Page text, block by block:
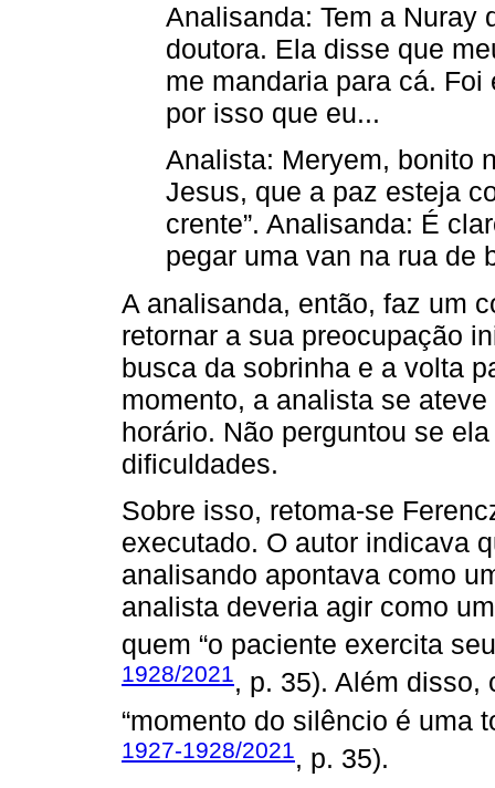
Analisanda: Tem a Nuray
doutora. Ela disse que
me mandaria para cá.
por isso que eu...
Analista: Meryem, bonito
Jesus, que a paz esteja
crente”. Analisanda: É
pegar uma van na rua de
A analisanda, então, faz um
retornar a sua preocupação
busca da sobrinha e a volta
momento, a analista se
horário. Não perguntou se
dificuldades.
Sobre isso, retoma-se
executado. O autor indicava
analisando apontava como
analista deveria agir como
quem “o paciente exercita
1928/2021, p. 35). Além disso,
“momento do silêncio é uma
1927-1928/2021, p. 35).